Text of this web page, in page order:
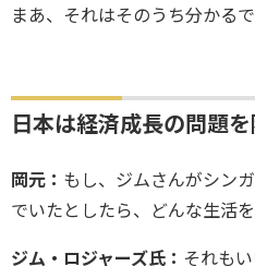
まあ、それはそのうち分かるで
日本は経済成長の問題
岡元： もし、ジムさんがシン
でいたとしたら、どんな生活
ジム・ロジャーズ氏： それも